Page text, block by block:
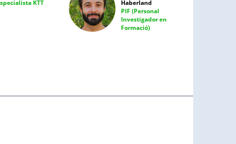
KTT
Haberland
PIF (Personal
Investigador en
Formació)